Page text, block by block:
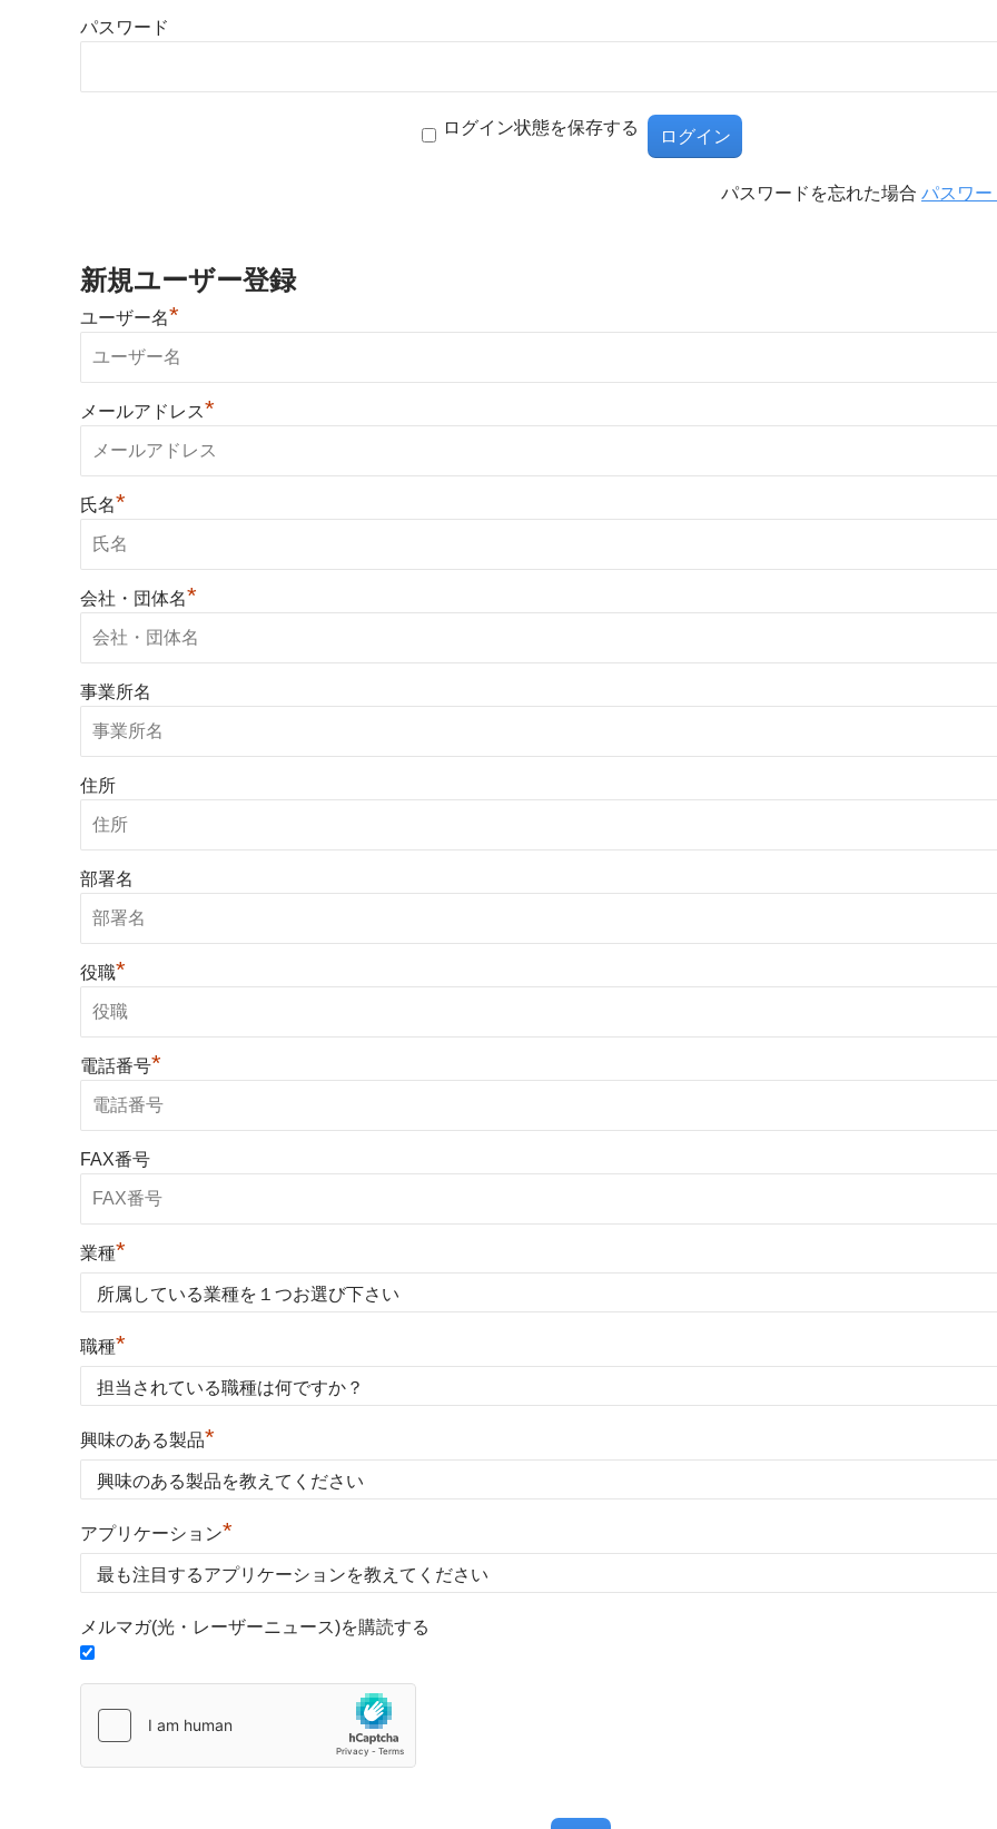
パスワード
ログイン状態を保存する
パスワードを忘れた場合 パスワー
新規ユーザー登録
ユーザー名*
メールアドレス*
氏名*
会社・団体名*
事業所名
住所
部署名
役職*
電話番号*
FAX番号
業種*
職種*
興味のある製品*
アプリケーション*
メルマガ(光・レーザーニュース)を購読する